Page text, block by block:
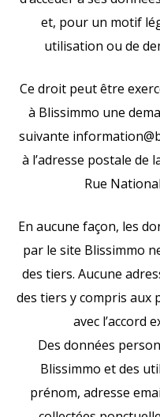
et, pour un motif
utilisation ou de
Ce droit peut être
à Blissimmo une
suivante
à l’adresse postale de
Rue
En aucune façon, les
par le site Blissimmo
des tiers. Aucune
des tiers y compris aux
avec l’accord
Des données
Blissimmo et des
prénom, adresse